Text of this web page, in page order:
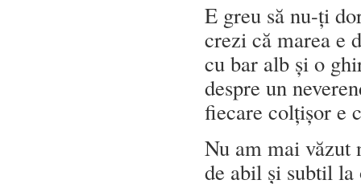
E greu să nu-ți
crezi că marea e
cu bar alb și o
despre un
fiecare colțișor e
Nu am mai văzut
de abil și subtil la